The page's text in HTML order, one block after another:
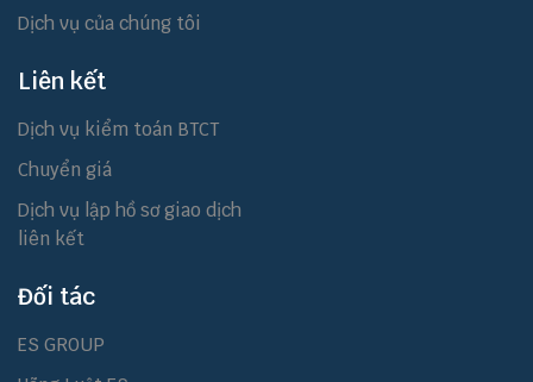
Dịch vụ của chúng tôi
Liên kết
Dịch vụ kiểm toán BTCT
Chuyển giá
Dịch vụ lập hồ sơ giao dịch
liên kết
Đối tác
ES GROUP